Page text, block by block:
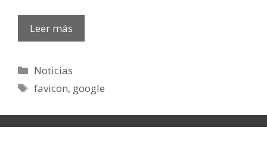
Leer más
Categorías
Noticias
Etiquetas
favicon, google